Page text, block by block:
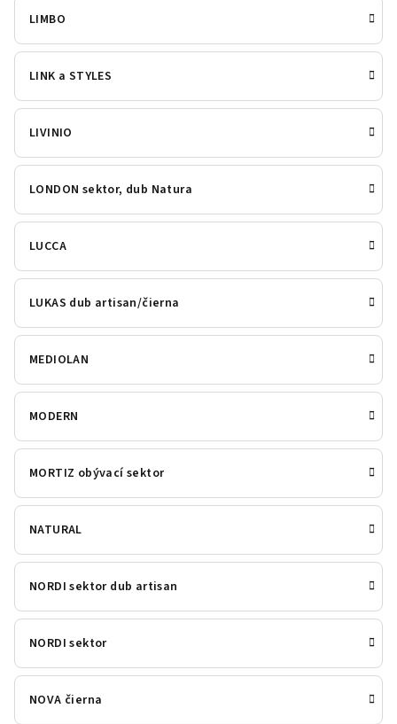
LIMBO
LINK a STYLES
LIVINIO
LONDON sektor, dub Natura
LUCCA
LUKAS dub artisan/čierna
MEDIOLAN
MODERN
MORTIZ obývací sektor
NATURAL
NORDI sektor dub artisan
NORDI sektor
NOVA čierna